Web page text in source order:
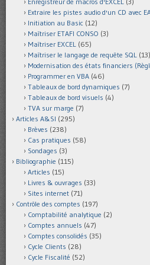
Extraire les pistes audio d'un CD avec
Initiation au Basic (12)
Maîtriser ETAFI CONSO (3)
Maîtriser EXCEL (65)
Maîtriser le langage de requête SQL (13)
Modernisation des états financiers
Programmer en VBA (46)
Tableaux de bord dynamiques (7)
Tableaux de bord visuels (4)
TVA sur marge (7)
Articles A&SI (295)
Brèves (238)
Cas pratiques (58)
Sondages (3)
Bibliographie (115)
Articles (15)
Livres & ouvrages (33)
Sites internet (71)
Contrôle des comptes (197)
Comptabilité analytique (2)
Comptes annuels (47)
Comptes consolidés (35)
Cycle Clients (28)
Cycle Fiscalité (52)